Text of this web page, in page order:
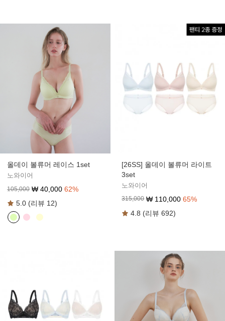
올데이 볼류머 레이스 1set
노와이어
105,000 ₩ 40,000 62%
5.0 (리뷰 12)
[26SS] 올데이 볼류머 라이트
3set
노와이어
315,000 ₩ 110,000 65%
4.8 (리뷰 692)